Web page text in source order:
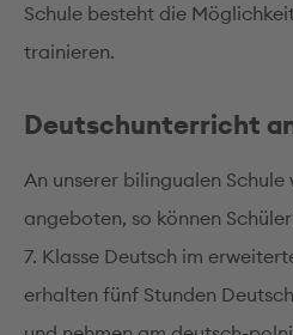
Schule besteht die
trainieren.
Deutschunterricht
An unserer bilingualen
angeboten, so können
7. Klasse Deutsch im
erhalten fünf Stunden